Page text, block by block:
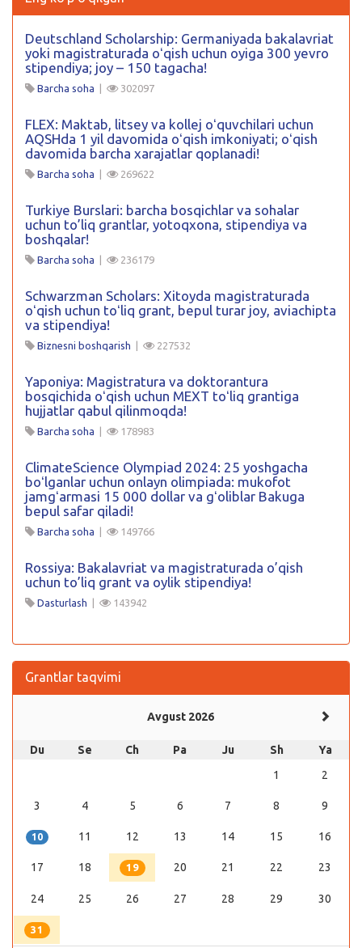
Deutschland Scholarship: Germaniyada bakalavriat
yoki magistraturada oʻqish uchun oyiga 300 yevro
stipendiya; joy – 150 tagacha!
Barcha soha 302097
FLEX: Maktab, litsey va kollej oʻquvchilari uchun
AQSHda 1 yil davomida oʻqish imkoniyati; oʻqish
davomida barcha xarajatlar qoplanadi!
Barcha soha 269622
Turkiye Burslari: barcha bosqichlar va sohalar
uchun to’liq grantlar, yotoqxona, stipendiya va
boshqalar!
Barcha soha 236179
Schwarzman Scholars: Xitoyda magistraturada
oʻqish uchun toʻliq grant, bepul turar joy, aviachipta
va stipendiya!
Biznesni boshqarish 227532
Yaponiya: Magistratura va doktorantura
bosqichida oʻqish uchun MEXT toʻliq grantiga
hujjatlar qabul qilinmoqda!
Barcha soha 178983
ClimateScience Olympiad 2024: 25 yoshgacha
boʻlganlar uchun onlayn olimpiada: mukofot
jamgʻarmasi 15 000 dollar va gʻoliblar Bakuga
bepul safar qiladi!
Barcha soha 149766
Rossiya: Bakalavriat va magistraturada o’qish
uchun to’liq grant va oylik stipendiya!
Dasturlash 143942
Grantlar taqvimi
Avgust 2026
Du Se Ch Pa Ju Sh
Ya
1
2
3 4 5 6 7 8 9
10 11 12 13 14 15 16
17 18 19 20 21 22 23
24 25 26 27 28 29 30
31